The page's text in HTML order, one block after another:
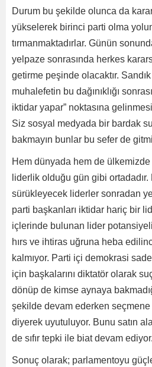
Durum bu şekilde olunca da
yükselerek birinci parti olma
tırmanmaktadırlar. Günün
yelpaze sonrasında herkes
getirme peşinde olacaktır.
muhalefetin bu dağınıklığı
iktidar yapar” noktasına
Siz sosyal medyada bir bardak
bakmayın bunlar bu sefer de
Hem dünyada hem de ülkemizde
liderlik olduğu gün gibi
sürükleyecek liderler sonradan
parti başkanları iktidar hariç bir
içlerinde bulunan lider
hırs ve ihtiras uğruna heba
kalmıyor. Parti içi demokrasi
için başkalarını diktatör olarak
dönüp de kimse aynaya
şekilde devam ederken
diyerek uyutuluyor. Bunu satın
de sıfır tepki ile biat devam ediyor.
Sonuç olarak; parlamentoyu